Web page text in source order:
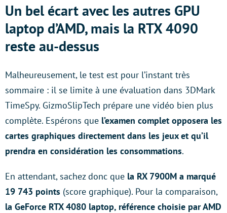
Un bel écart avec les autres GPU
laptop d’AMD, mais la RTX 4090
reste au-dessus
Malheureusement, le test est pour l’instant très
sommaire : il se limite à une évaluation dans 3DMark
TimeSpy. GizmoSlipTech prépare une vidéo bien plus
complète. Espérons que l’examen complet opposera les
cartes graphiques directement dans les jeux et qu’il
prendra en considération les consommations.
En attendant, sachez donc que la RX 7900M a marqué
19 743 points (score graphique). Pour la comparaison,
la GeForce RTX 4080 laptop, référence choisie par AMD